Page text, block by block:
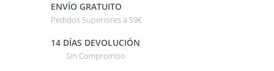
ENVÍO GRATUITO
Pedidos Superiores a 59€
14 DÍAS DEVOLUCIÓN
Sin Compromiso